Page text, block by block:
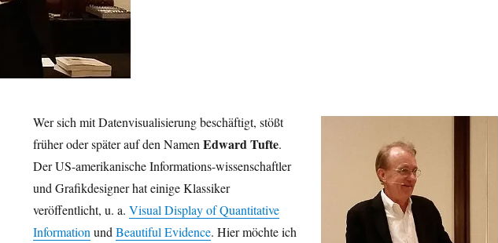
Wer sich mit Datenvisualisierung beschäftigt, stößt
früher oder später auf den Namen Edward Tufte.
Der US-amerikanische Informations-wissenschaftler
und Grafikdesigner hat einige Klassiker
veröffentlicht, u. a. Visual Display of Quantitative
Information und Beautiful Evidence. Hier möchte ich